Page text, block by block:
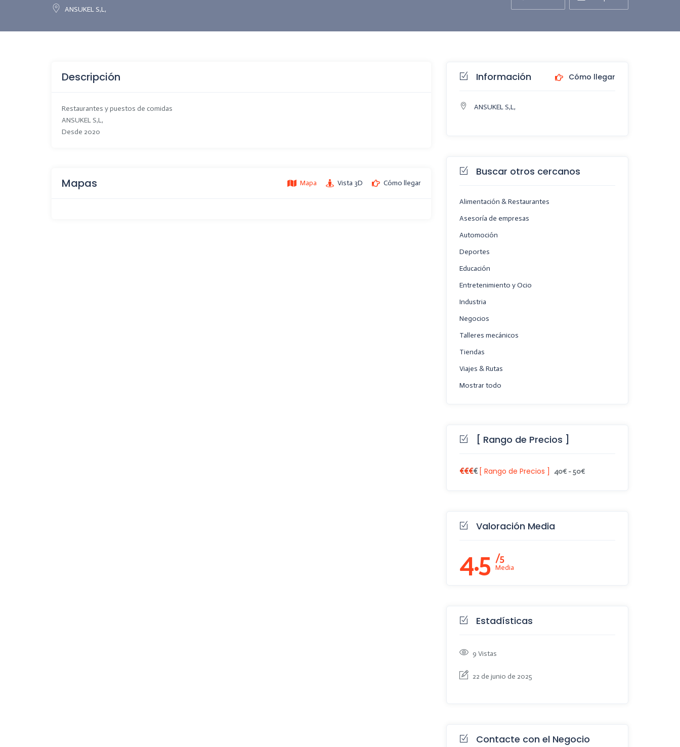
ANSUKEL S,L,
Descripción
Restaurantes y puestos de comidas
ANSUKEL S,L,
Desde 2020
Mapas Mapa Vista 3D Cómo llegar
Información Cómo llegar
ANSUKEL S,L,
Buscar otros cercanos
Alimentación & Restaurantes
Asesoría de empresas
Automoción
Deportes
Educación
Entretenimiento y Ocio
Industria
Negocios
Talleres mecánicos
Tiendas
Viajes & Rutas
Mostrar todo
[ Rango de Precios ]
€€€€
€€€ [ Rango de Precios ] 40€ -50€
Valoración Media
4.5 /5
Media
Estadísticas
9 Vistas
22 de junio de 2025
Contacte con el Negocio